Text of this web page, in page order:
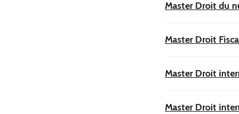
Master Droit du
Master Droit
Master Droit
Master Droit